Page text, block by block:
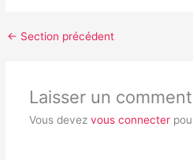
← Section précédent
Laisser un
Vous devez vous connecter